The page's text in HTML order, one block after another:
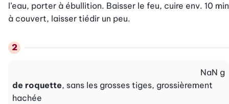
l’eau, porter à ébullition. Baisser le feu, cuire env. 10 min
à couvert, laisser tiédir un peu.
de roquette, sans les grosses tiges, grossièrement
hachée
NaN g